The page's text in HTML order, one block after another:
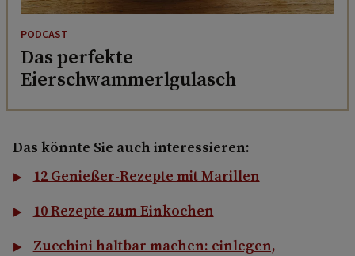
PODCAST
Das perfekte
Eierschwammerlgulasch
Das könnte Sie auch interessieren:
12 Genießer-Rezepte mit Marillen
10 Rezepte zum Einkochen
Zucchini haltbar machen: einlegen,